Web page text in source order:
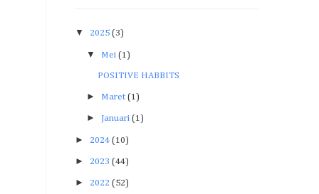
▼ 2025 (3)
▼ Mei (1)
POSITIVE HABBITS
► Maret (1)
► Januari (1)
► 2024 (10)
► 2023 (44)
► 2022 (52)